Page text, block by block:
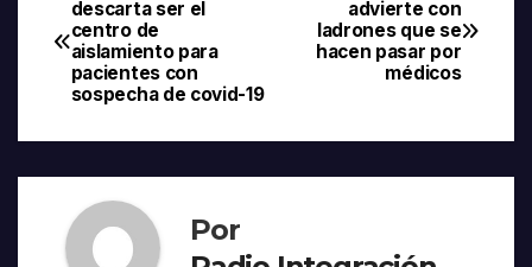
de
entradas
advierte con
ladrones que se
hacen pasar por
médicos
descarta ser el
centro de
aislamiento para
pacientes con
sospecha de covid-19
Por